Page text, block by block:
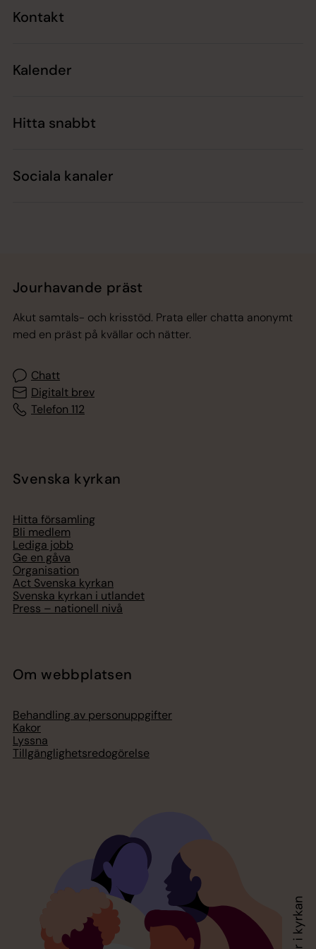
Kontakt
Kalender
Hitta snabbt
Sociala kanaler
Jourhavande präst
Akut samtals- och krisstöd. Prata eller chatta anonymt
med en präst på kvällar och nätter.
Chatt
Digitalt brev
Telefon 112
Svenska kyrkan
Hitta församling
Bli medlem
Lediga jobb
Ge en gåva
Organisation
Act Svenska kyrkan
Svenska kyrkan i utlandet
Press – nationell nivå
Om webbplatsen
Behandling av personuppgifter
Kakor
Lyssna
Tillgänglighetsredogörelse